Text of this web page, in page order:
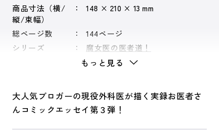
商品寸法（横/
縦/束幅）
148 × 210 × 13 mm
総ページ数
144ページ
シリーズ
腐女医の医者道！
もっと見る
大人気ブロガーの現役外科医が描く実録お医者さ
んコミックエッセイ第３弾！